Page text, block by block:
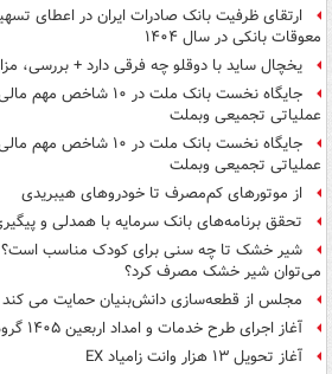
معوقات بانکی در سال ۱۴۰۴
یخچال ساید با دوقلو چه فرقی دارد + بررسی،
عملیاتی تجمیعی وبملت
عملیاتی تجمیعی وبملت
از موتورهای کم‌مصرف تا خودروهای هیبریدی
تحقق برنامه‌های بانک سرمایه با همدلی و
می‌توان شیر خشک مصرف کرد؟
مجلس از قطعه‌سازی دانش‌بنیان حمایت می کند
آغاز اجرای طرح خدمات و امداد اربعین ۱۴۰۵ گروه خودروسازی سایپا
آغاز تحویل ۱۳ هزار وانت زامیاد EX